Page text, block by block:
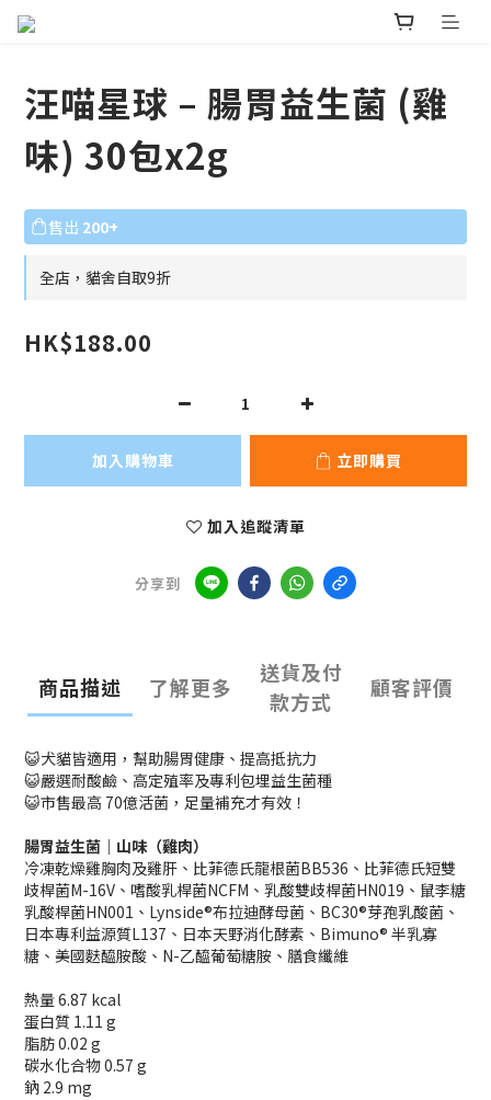
汪喵星球 – 腸胃益生菌 (雞
味) 30包x2g
售出 200+
全店，貓舍自取9折
HK$188.00
加入購物車 立即購買
加入追蹤清單
分享到
商品描述 了解更多
送貨及付
款方式
顧客評價
😺犬貓皆適用，幫助腸胃健康、提高抵抗力
😺嚴選耐酸鹼、高定殖率及專利包埋益生菌種
😺市售最高 70億活菌，足量補充才有效！
腸胃益生菌｜山味（雞肉）
冷凍乾燥雞胸肉及雞肝、比菲德氏龍根菌BB536、比菲德氏短雙
歧桿菌M-16V、嗜酸乳桿菌NCFM、乳酸雙歧桿菌HN019、鼠李糖
乳酸桿菌HN001、Lynside®布拉迪酵母菌、BC30®芽孢乳酸菌、
日本專利益源質L137、日本天野消化酵素、Bimuno® 半乳寡
糖、美國麩醯胺酸、N-乙醯葡萄糖胺、膳食纖維
熱量 6.87 kcal
蛋白質 1.11 g
脂肪 0.02 g
碳水化合物 0.57 g
鈉 2.9 mg